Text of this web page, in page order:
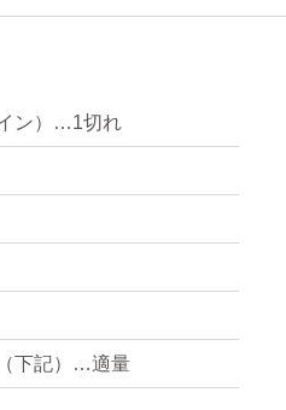
ン）…1切れ
下記）…適量